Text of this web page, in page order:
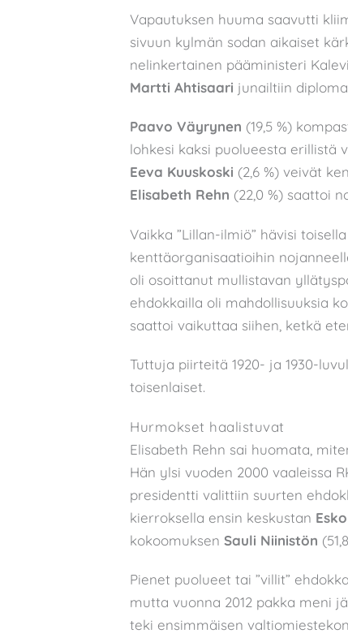
Vapautuksen huuma saavutti
sivuun kylmän sodan aikaiset
nelinkertainen pääministeri
Martti Ahtisaari junailtiin
Paavo Väyrynen (19,5 %)
lohkesi kaksi puolueesta erillistä
Eeva Kuuskoski (2,6 %) veivät
Elisabeth Rehn (22,0 %) saattoi
Vaikka ”Lillan-ilmiö” hävisi
kenttäorganisaatioihin
oli osoittanut mullistavan
ehdokkailla oli mahdollisuuksia
saattoi vaikuttaa siihen, ketkä
Tuttuja piirteitä 1920- ja 1930-
toisenlaiset.
Hurmokset haalistuvat
Elisabeth Rehn sai huomata,
Hän ylsi vuoden 2000 vaaleissa
presidentti valittiin suurten
kierroksella ensin keskustan
kokoomuksen Sauli Niinistön
Pienet puolueet tai ”villit”
mutta vuonna 2012 pakka meni
teki ensimmäisen